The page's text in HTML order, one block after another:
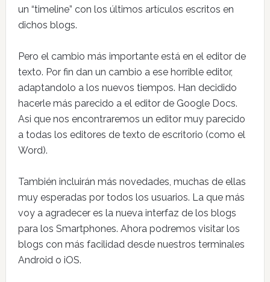
un “timeline” con los últimos artículos escritos en
dichos blogs.
Pero el cambio más importante está en el editor de
texto. Por fin dan un cambio a ese horrible editor,
adaptandolo a los nuevos tiempos. Han decidido
hacerle más parecido a el editor de Google Docs.
Asi que nos encontraremos un editor muy parecido
a todas los editores de texto de escritorio (como el
Word).
También incluirán más novedades, muchas de ellas
muy esperadas por todos los usuarios. La que más
voy a agradecer es la nueva interfaz de los blogs
para los Smartphones. Ahora podremos visitar los
blogs con más facilidad desde nuestros terminales
Android o iOS.